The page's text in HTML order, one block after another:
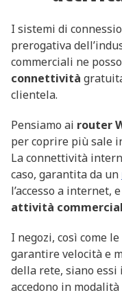
I sistemi di
prerogativa
commerciali ne
connettività
clientela.
Pensiamo ai router
per coprire più sale
La connettività
caso, garantita da un
l’accesso a internet,
attività
I negozi, così come
garantire velocità e
della rete, siano
accedono in